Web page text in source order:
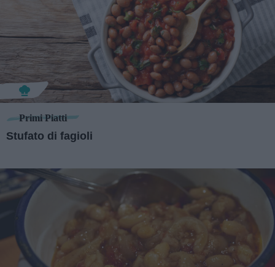
Primi Piatti
Stufato di fagioli